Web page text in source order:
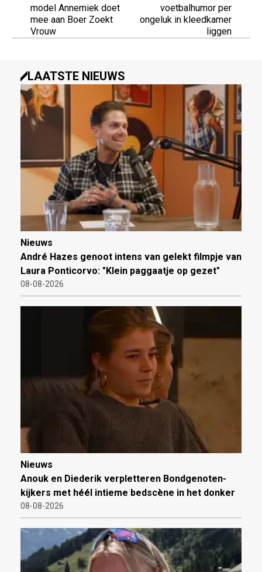
model Annemiek doet
mee aan Boer Zoekt
Vrouw
voetbalhumor per
ongeluk in kleedkamer
liggen
LAATSTE NIEUWS
Nieuws
André Hazes genoot intens van gelekt filmpje van
Laura Ponticorvo: "Klein paggaatje op gezet"
08-08-2026
Nieuws
Anouk en Diederik verpletteren Bondgenoten-
kijkers met héél intieme bedscène in het donker
08-08-2026